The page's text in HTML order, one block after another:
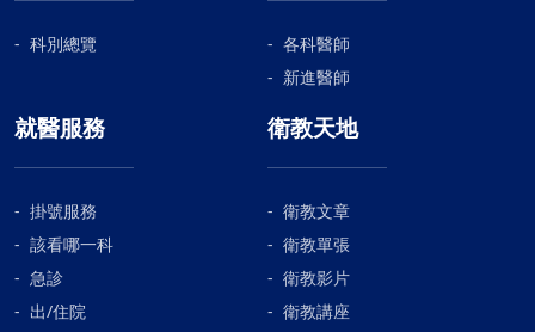
科別總覽
各科醫師
新進醫師
就醫服務
掛號服務
該看哪一科
急診
出/住院
衛教天地
衛教文章
衛教單張
衛教影片
衛教講座